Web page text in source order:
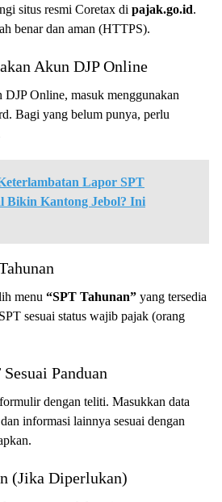
situs resmi Coretax di pajak.go.id.
benar dan aman (HTTPS).
Akun DJP Online
Online, masuk menggunakan
Bagi yang belum punya, perlu
Lapor SPT
Bikin Kantong Jebol? Ini
menu “SPT Tahunan” yang tersedia
sesuai status wajib pajak (orang
Panduan
dengan teliti. Masukkan data
informasi lainnya sesuai dengan
(Jika Diperlukan)